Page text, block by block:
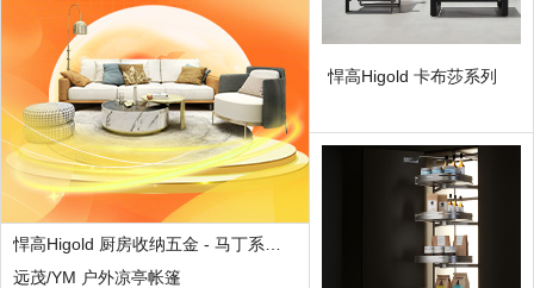
远茂/YM 户外凉亭帐篷
悍高Higold 卡布莎系列